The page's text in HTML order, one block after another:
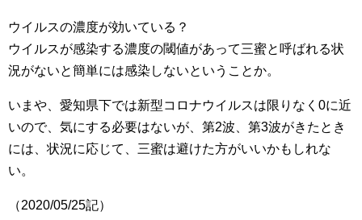
ウイルスの濃度が効いている？
ウイルスが感染する濃度の閾値があって三蜜と呼ばれる状
況がないと簡単には感染しないということか。
いまや、愛知県下では新型コロナウイルスは限りなく0に近
いので、気にする必要はないが、第2波、第3波がきたとき
には、状況に応じて、三蜜は避けた方がいいかもしれな
い。
（2020/05/25記）